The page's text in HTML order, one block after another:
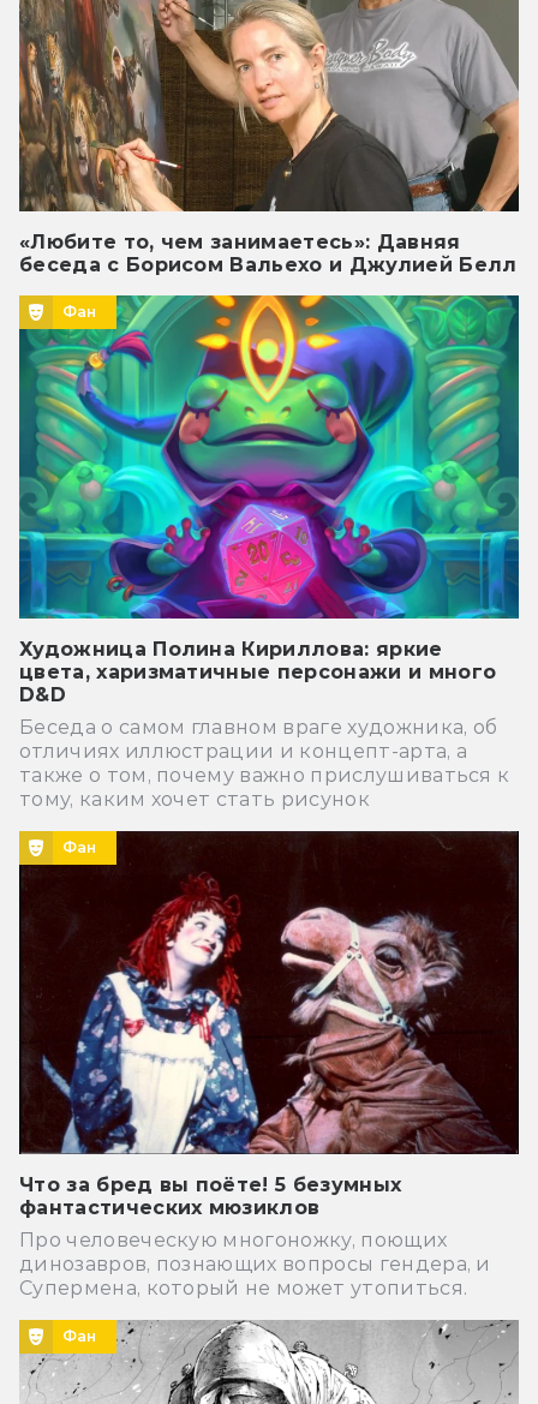
«Любите то, чем занимаетесь»: Давняя
беседа с Борисом Вальехо и Джулией Белл
Фан
Художница Полина Кириллова: яркие
цвета, харизматичные персонажи и много
D&D
Беседа о самом главном враге художника, об
отличиях иллюстрации и концепт-арта, а
также о том, почему важно прислушиваться к
тому, каким хочет стать рисунок
Фан
Что за бред вы поёте! 5 безумных
фантастических мюзиклов
Про человеческую многоножку, поющих
динозавров, познающих вопросы гендера, и
Супермена, который не может утопиться.
Фан